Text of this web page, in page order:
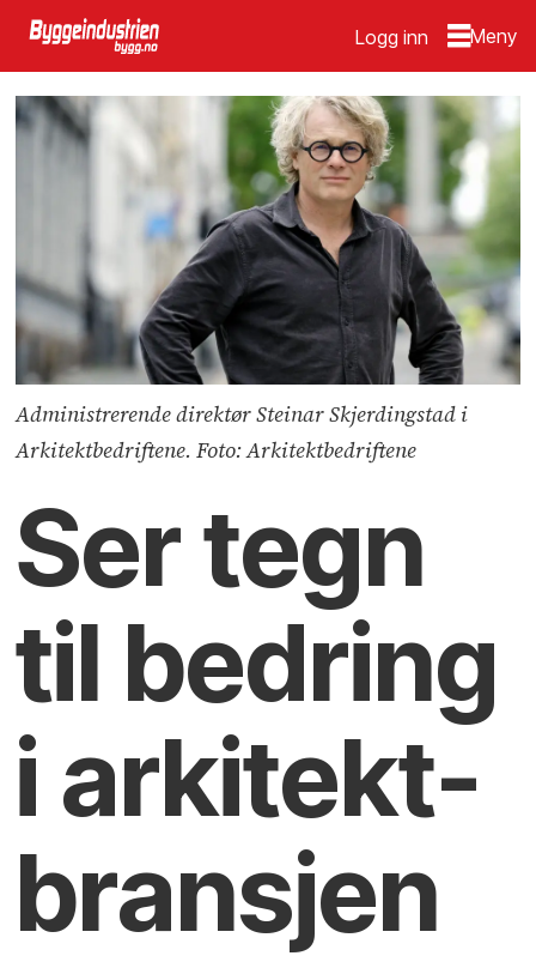
Logg inn
Administrerende direktør Steinar Skjerdingstad i
Arkitektbedriftene. Foto: Arkitektbedriftene
Ser tegn
til bedring
i arkitekt­
bransjen